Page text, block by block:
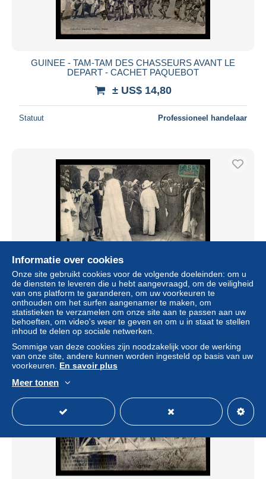
GUINEE - TAM-TAM DES CHASSEURS AVANT LE
DEPART - CACHET PAQUEBOT
± US$ 14,80
Statuut Professioneel handelaar
GUINEE - LE ROI ALPHA-YAYA ET SA SUITE
± US$ 19,42
Statuut
Informatie over cookies
Onze site gebruikt cookies voor de volgende doeleinden: om u
de diensten te leveren die u hebt aangevraagd, om de veiligheid
van ons platform te garanderen, om uw voorkeuren te
onthouden om het surfen aangenamer te maken, om
statistieken te verzamelen om onze site aan te passen aan uw
behoeften, om video's weer te geven en om u in staat te stellen
inhoud te delen op sociale netwerken.
Sommige van deze cookies zijn noodzakelijk voor de werking
van onze site, andere kunnen worden ingesteld op basis van uw
voorkeuren. En savoir plus
Meer tonen